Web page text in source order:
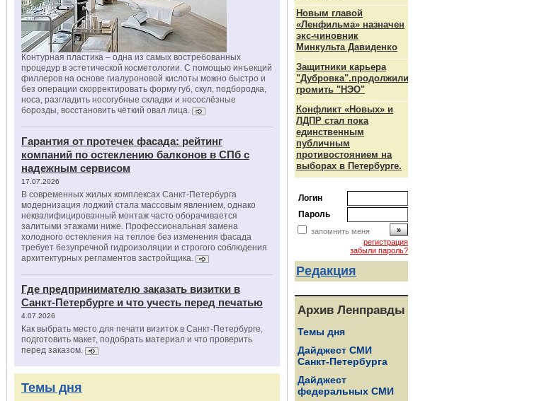
Контурная пластика – одна из самых востребованных
процедур в эстетической косметологии. С помощью инъекций
филлеров на основе гиалуроновой кислоты можно быстро и
без операции скорректировать форму губ, скул, подбородка,
носа, разгладить носогубные складки и носослёзные
борозды, восстановить чёткий овал лица.
Гарантия от протечек фасада: рейтинг
компаний по остеклению балконов в СПб с
надежным сервисом
17.07.2026
В современных жилых комплексах Санкт-Петербурга
модернизация лоджий стала массовым явлением, однако
неквалифицированный монтаж часто оборачивается
залитыми этажами ниже. Профессиональная замена
холодного остекления на теплое без изменения фасада
требует безупречной гидроизоляции и строгого соблюдения
архитектурных регламентов застройщика.
Где предпринимателю заказать визитки в
Санкт-Петербурге и что учесть перед печатью
4.07.2026
Как выбрать место для печати визиток в Санкт-Петербурге,
подготовить макет, подобрать материал и что проверить
перед заказом.
Темы дня
Новым главой
«Ленфильма» назначен
экс-чиновник
Минкульта Давиденко
Защитники карьера
"Дубровка".продолжили
громить "НЭО"
Конфликт «Новых» и
ЛДПР стал пока
единственным
публичным
противостоянием на
выборах в Петербурге.
Логин
Пароль
запомнить меня
регистрация
забыли пароль?
Редакция
Архив Ленправды
Темы дня
Дайджест СМИ
Санкт-Петербурга
Дайджест
федеральных СМИ